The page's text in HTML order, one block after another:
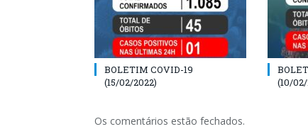
BOLETIM COVID-19
(15/02/2022)
(10/
Os comentários estão fechados.